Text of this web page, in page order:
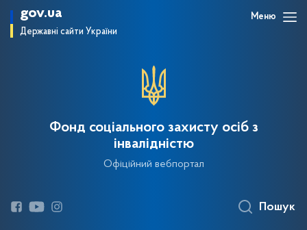
gov.ua
Державні сайти України
Меню
Фонд соціального захисту осіб з
інвалідністю
Офіційний вебпортал
Пошук